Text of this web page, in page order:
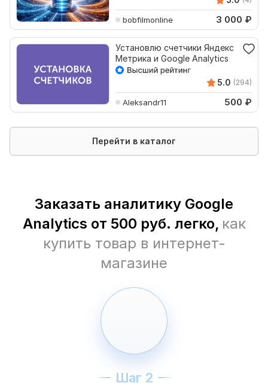
bobfilmonline 3 000 ₽
Установлю счетчики Яндекс
Метрика и Google Analytics
5.0 (294)
Aleksandr11 500 ₽
Перейти в каталог
Заказать аналитику Google
Analytics от 500 руб. легко, как
купить товар в интернет-
магазине
Шаг 2